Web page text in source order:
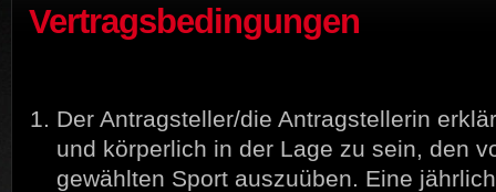
Vertragsbedingungen
Der Antragsteller/die Antragstellerin
und körperlich in der Lage zu sein, den
gewählten Sport auszuüben. Eine